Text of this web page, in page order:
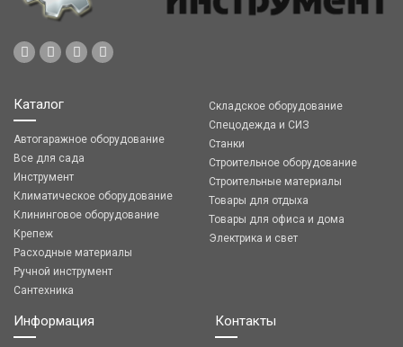
Каталог
Автогаражное оборудование
Все для сада
Инструмент
Климатическое оборудование
Клининговое оборудование
Крепеж
Расходные материалы
Ручной инструмент
Сантехника
Складское оборудование
Спецодежда и СИЗ
Станки
Строительное оборудование
Строительные материалы
Товары для отдыха
Товары для офиса и дома
Электрика и свет
Информация Контакты